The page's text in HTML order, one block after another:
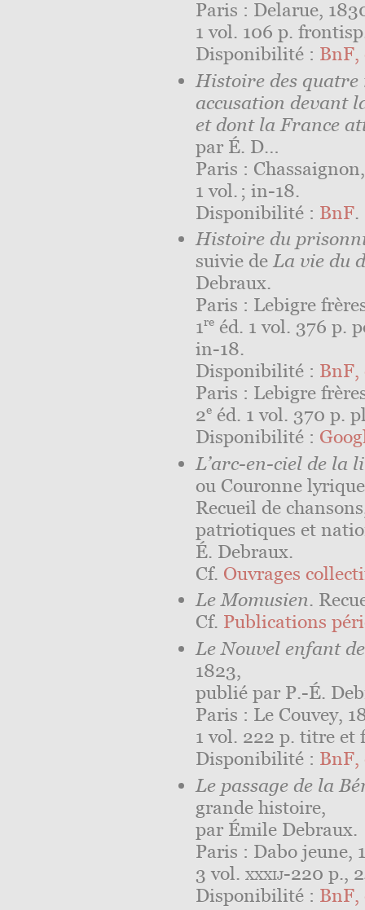
Paris : Delarue,
1 vol. 106 p.
Disponibilité : BnF,
Histoire des
accusation devant
et dont la France
par É. D…
Paris :
1 vol. ; in-18.
Disponibilité : BnF.
Histoire du
suivie de La vie du
Debraux.
Paris : Lebigre
1re éd. 1 vol. 376 p.
in-18.
Disponibilité : BnF,
Paris : Lebigre
2e éd. 1 vol. 370 p.
Disponibilité :
L’arc-en-ciel de la
ou Couronne
Recueil de
patriotiques et
É. Debraux.
Cf. Ouvrages
Le Momusien.
Cf. Publications
Le Nouvel enfant
1823,
publié par P.-É.
Paris : Le Couvey,
1 vol. 222 p. titre et
Disponibilité : BnF,
Le passage de la
grande histoire,
par Émile Debraux.
Paris : Dabo jeune,
3 vol. xxxij-220 p.,
Disponibilité : BnF,